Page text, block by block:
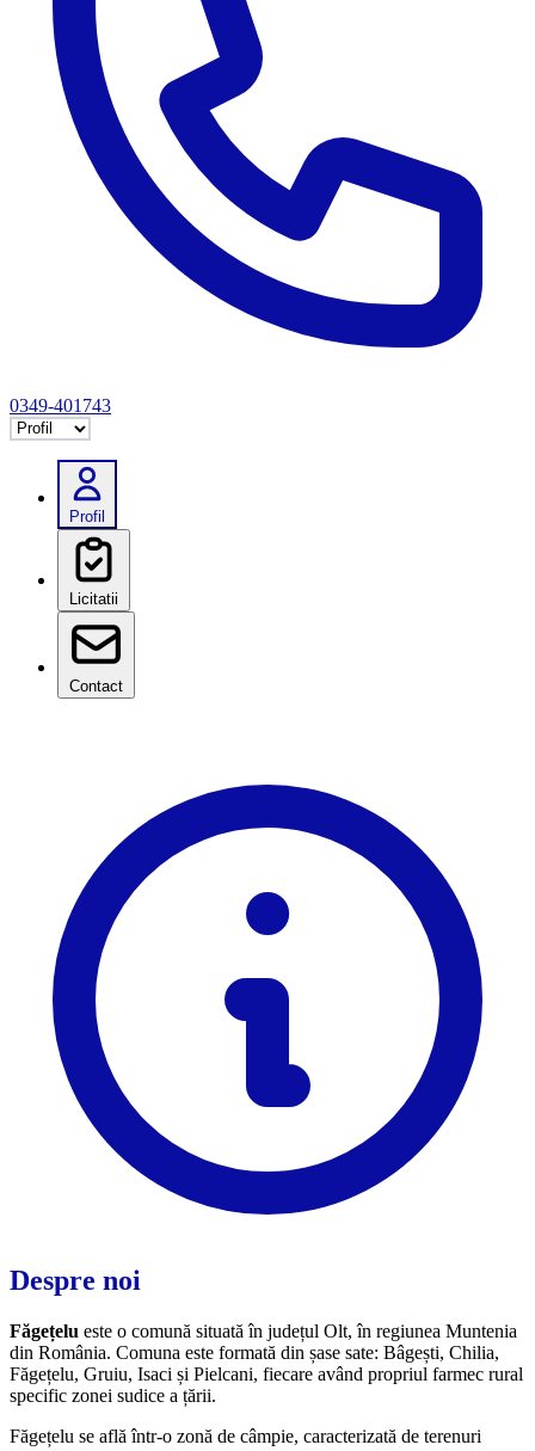
0349-401743
Selectează tab
Profil
Licitatii
Contact
Despre noi
Făgețelu este o comună situată în județul Olt, în regiunea Muntenia
din România. Comuna este formată din șase sate: Bâgești, Chilia,
Făgețelu, Gruiu, Isaci și Pielcani, fiecare având propriul farmec rural
specific zonei sudice a țării.
Făgețelu se află într-o zonă de câmpie, caracterizată de terenuri